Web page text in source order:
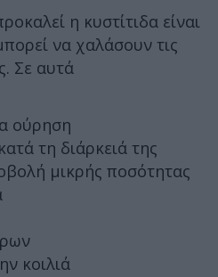
η κυστίτιδα είναι
να χαλάσουν τις
Σε αυτά
ούρηση
τη διάρκειά της
μικρής ποσότητας
κοιλιά